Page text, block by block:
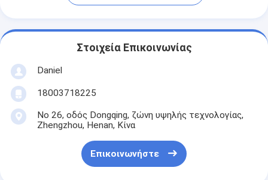
Στοιχεία Επικοινωνίας
Daniel
18003718225
Νο 26, οδός Dongqing, ζώνη υψηλής τεχνολογίας,
Zhengzhou, Henan, Κίνα
Επικοινωνήστε